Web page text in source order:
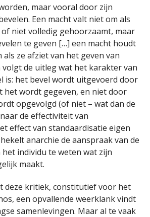
maar vooral door zijn
Een macht valt niet om als
niet volledig gehoorzaamt, maar
te geven […] een macht houdt
​​als ze afziet van het geven van
volgt de uitleg wat het karakter van
is: het bevel wordt uitgevoerd door
het wordt gegeven, en niet door
opgevolgd (of niet – wat dan de
de effectiviteit van
effect van standaardisatie eigen
anarchie de aanspraak van de
individu te weten wat zijn
maakt.
deze kritiek, constitutief voor het
een opvallende weerklank vindt
samenlevingen. Maar al te vaak